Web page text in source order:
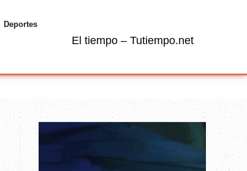
Deportes
El tiempo – Tutiempo.net